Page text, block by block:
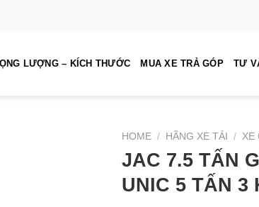
LƯỢNG – KÍCH THƯỚC MUA XE TRẢ GÓP TƯ
HOME / HÃNG XE TẢI / XE
JAC 7.5 TẤN
UNIC 5 TẤN 3